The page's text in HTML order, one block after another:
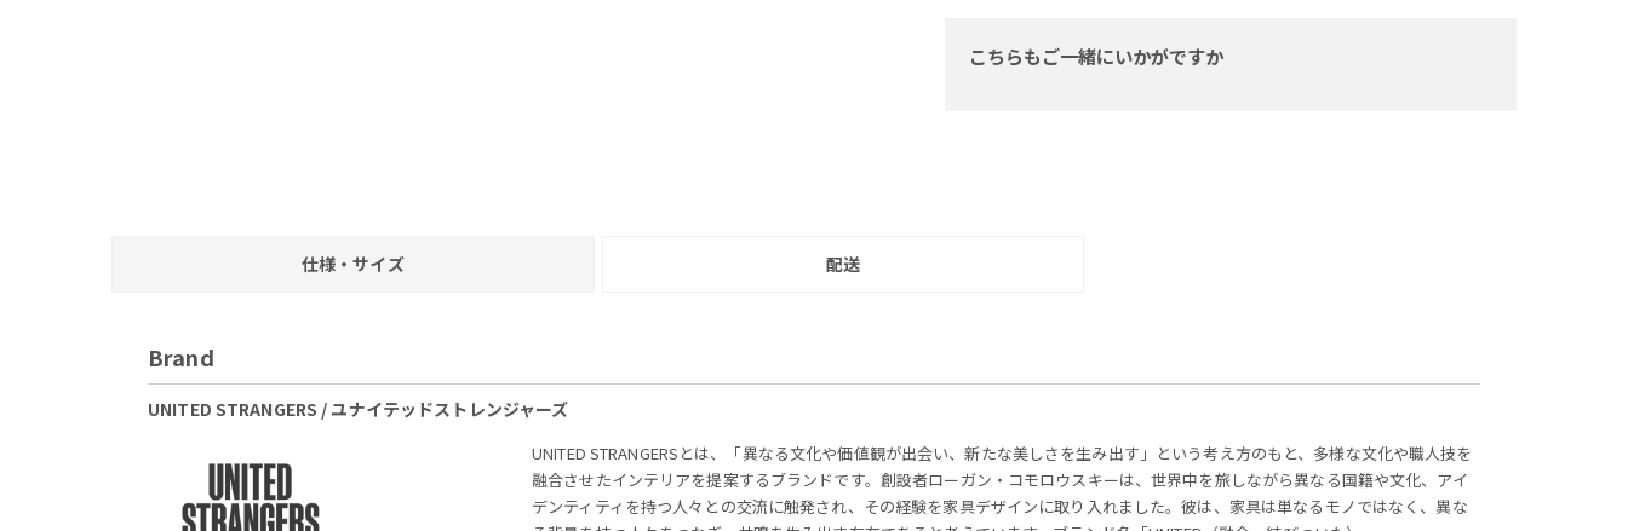
こちらもご一緒にいかがですか
仕様・サイズ 配送
Brand
UNITED STRANGERS / ユナイテッドストレンジャーズ
UNITED STRANGERSとは、「異なる文化や価値観が出会い、新たな美しさを生み出す」という考え方のもと、多様な文化や職人技を
融合させたインテリアを提案するブランドです。創設者ローガン・コモロウスキーは、世界中を旅しながら異なる国籍や文化、アイ
デンティティを持つ人々との交流に触発され、その経験を家具デザインに取り入れました。彼は、家具は単なるモノではなく、異な